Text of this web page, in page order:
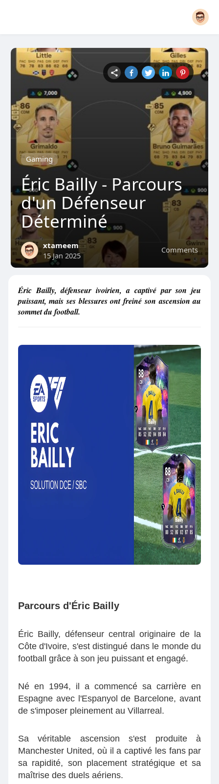
Gaming
Éric Bailly - Parcours
d'un Défenseur
Déterminé
Comments
xtameem
15 Jan 2025
Éric Bailly, défenseur ivoirien, a captivé par son jeu
puissant, mais ses blessures ont freiné son ascension au
sommet du football.
Parcours d'Éric Bailly
Éric Bailly, défenseur central originaire de la
Côte d'Ivoire, s'est distingué dans le monde du
football grâce à son jeu puissant et engagé.
Né en 1994, il a commencé sa carrière en
Espagne avec l'Espanyol de Barcelone, avant
de s'imposer pleinement au Villarreal.
Sa véritable ascension s'est produite à
Manchester United, où il a captivé les fans par
sa rapidité, son placement stratégique et sa
maîtrise des duels aériens.